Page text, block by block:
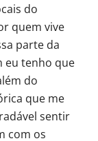
do
quem vive
parte da
eu tenho que
do
que me
sentir
com os